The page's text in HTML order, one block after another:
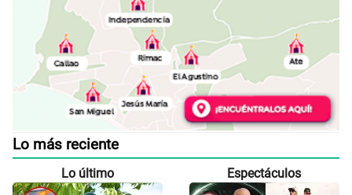
Lo más reciente
Lo último Espectáculos